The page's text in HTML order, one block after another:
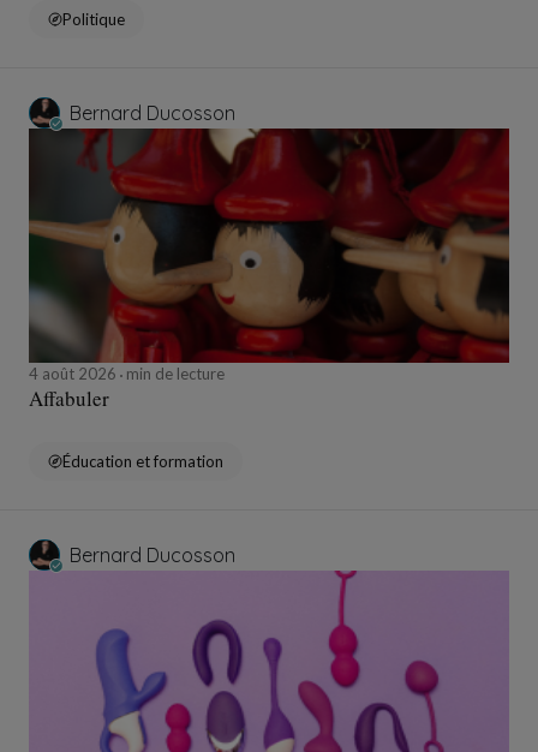
Politique
Bernard Ducosson
4 août 2026 min de lecture
Affabuler
Éducation et formation
Bernard Ducosson